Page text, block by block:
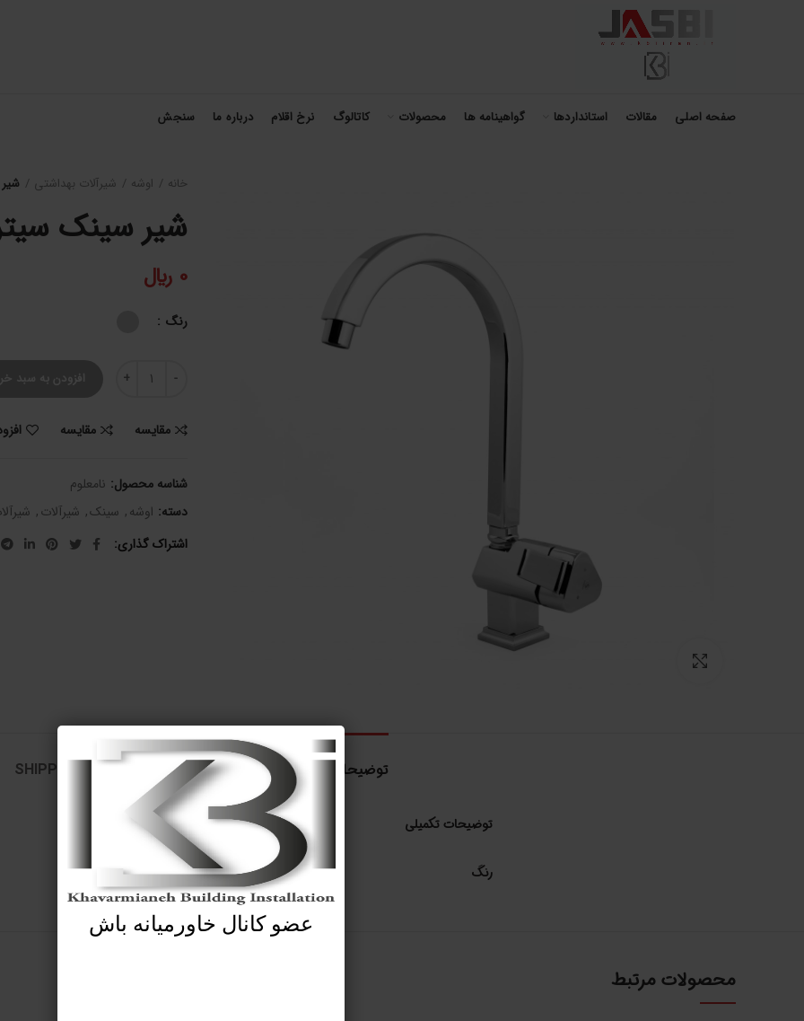
صفحه اصلی مقالات استانداردها گواهینامه ها محصولات کاتالوگ نرخ اقلام درباره ما سنجش
خانه اوشه شیرآلات بهداشتی
شیر سینک
0 ﷼
رنگ
شیر سینک سیترین عددافزودن به سبد
مقایسه مقایسه
شناسه محصول: نامعلوم
دسته: اوشه, سینک, شیرآلات,
اشتراک گذاری
توضیحات تکمیلی نظرات (0) SHIPPING & DELIVERY
توضیحات تکمیلی
رنگ
محصولات مرتبط
عضو کانال خاورمیانه باش